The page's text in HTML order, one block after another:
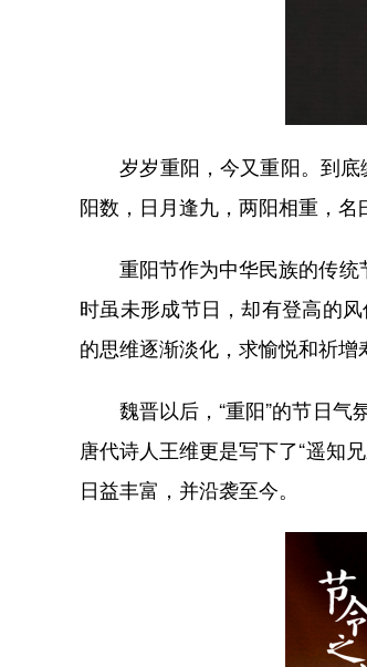
岁岁重阳，今又重阳。到底缘
阳数，日月逢九，两阳相重，名
重阳节作为中华民族的传统节
时虽未形成节日，却有登高的
的思维逐渐淡化，求愉悦和祈增
魏晋以后，“重阳”的节日气氛
唐代诗人王维更是写下了“遥知
日益丰富，并沿袭至今。